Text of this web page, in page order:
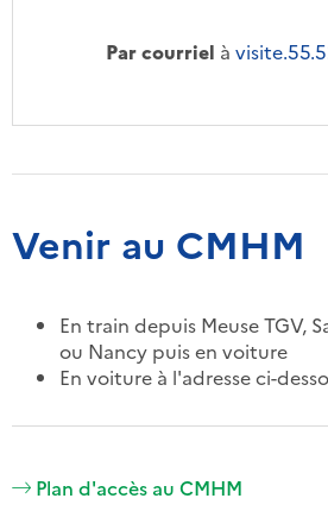
Par courriel à
Venir au CMHM
En train depuis Meuse TGV,
ou Nancy puis en voiture
En voiture à l'adresse ci-
Plan d'accès au CMHM